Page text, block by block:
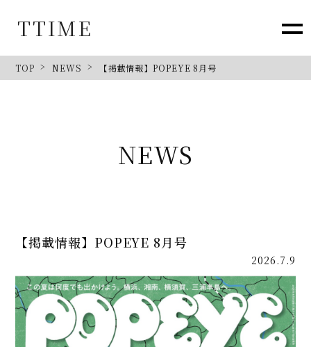
TTIME
TOP NEWS 【掲載情報】POPEYE 8月号
NEWS
【掲載情報】POPEYE 8月号
2026.7.9